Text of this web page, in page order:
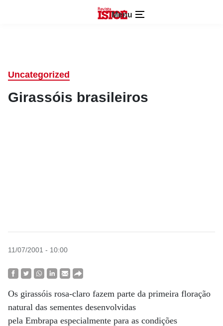
Menu
Uncategorized
Girassóis brasileiros
11/07/2001 - 10:00
Os girassóis rosa-claro fazem parte da primeira floração
natural das sementes desenvolvidas
pela Embrapa especialmente para as condições